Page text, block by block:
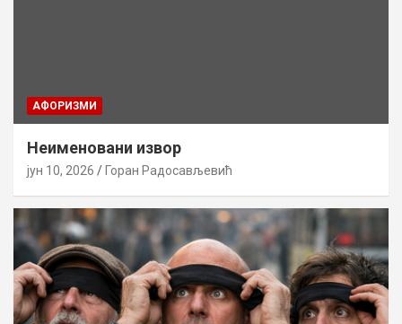
AФОРИЗМИ
Неименовани извор
јун 10, 2026 Горан Радосављевић